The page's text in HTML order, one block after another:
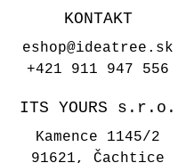
KONTAKT
eshop@ideatree.sk
+421 911 947 556
ITS YOURS s.r.o.
Kamence 1145/2
91621, Čachtice